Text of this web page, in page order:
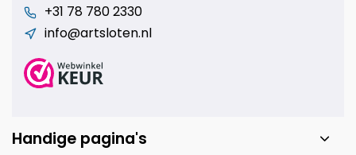
+31 78 780 2330
info@artsloten.nl
Handige pagina's